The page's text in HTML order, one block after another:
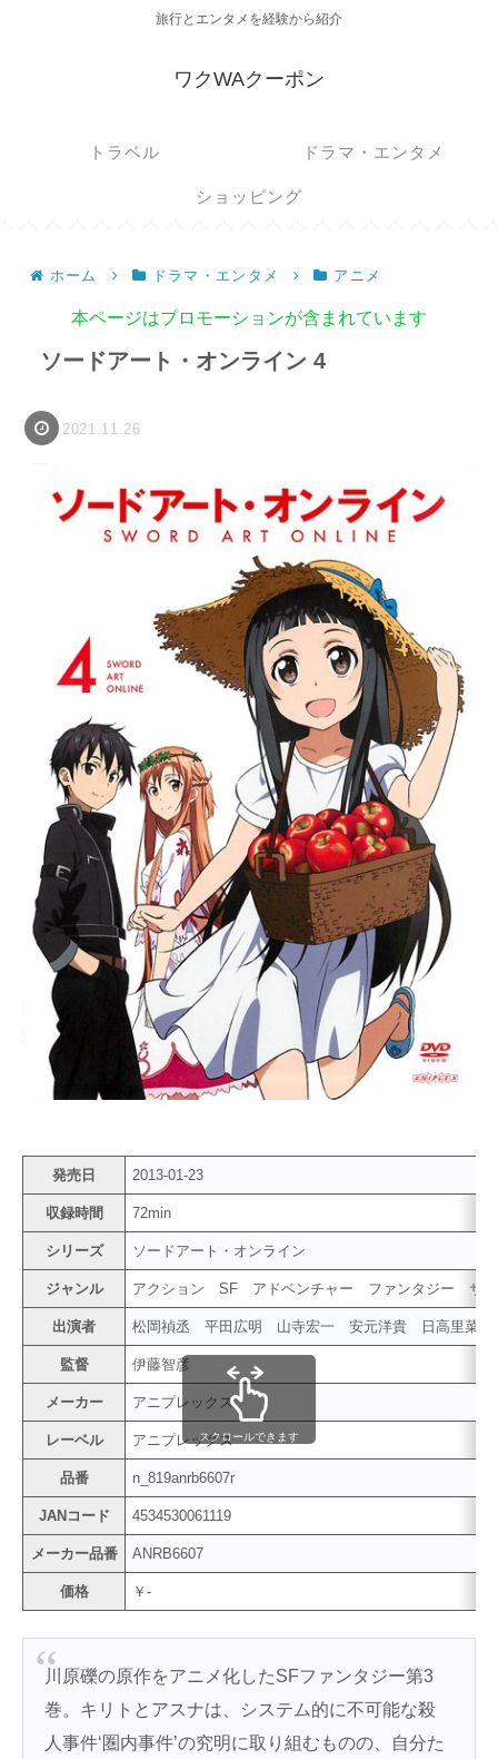
旅行とエンタメを経験から紹介
ワクWAクーポン
トラベル ドラマ・エンタメ
ショッピング
ホーム ドラマ・エンタメ アニメ
本ページはプロモーションが含まれています
ソードアート・オンライン 4
2021.11.26
発売日 2013-01-23
収録時間 72min
シリーズ ソードアート・オンライン
ジャンル アクション SF アドベンチャー ファンタジー サ
出演者 松岡禎丞 平田広明 山寺宏一 安元洋貴 日高里
監督 伊藤智彦
メーカー アニプレックス
レーベル アニプレックス
品番 n_819anrb6607r
JANコード 4534530061119
メーカー品番 ANRB6607
価格 ￥-
スクロールできます
川原礫の原作をアニメ化したSFファンタジー第3
巻。キリトとアスナは、システム的に不可能な殺
人事件‘圏内事件’の究明に取り組むものの、自分た